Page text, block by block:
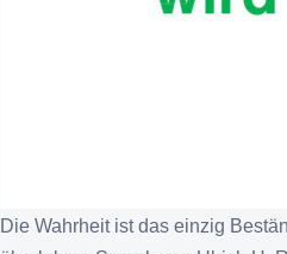
Die Wahrheit ist das einzig